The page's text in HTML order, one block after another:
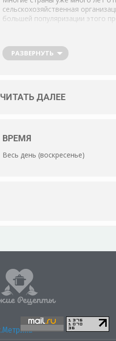
сельскохозяйственная
большей популяризации этого
РАЗВЕРНУТЬ
ЧИТАТЬ ДАЛЕЕ
ВРЕМЯ
Весь день (воскресенье)